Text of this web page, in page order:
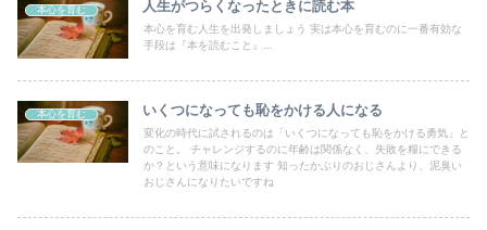
本心を育む 人生がつらくなったときに読む本
本心を育む人生を出発しましょう 実は本心を育むのに一番有効な
手段は『本を読むこと』...
本心を育む いくつになっても恥をかける人になる
変化の時代に試されるのは「いくつになっても恥をかける勇気」と
のこと。 チャレンジするのに年齢は関係なく、失敗を糧にできる
か？という意味になります 知ったかぶりのおじさんより、泥臭い
おじさんになりたいですね